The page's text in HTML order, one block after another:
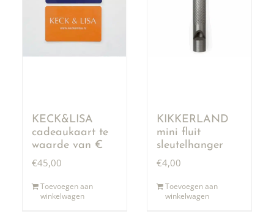
KECK&LISA
cadeaukaart te
waarde van €
50,00
€45,00
Toevoegen aan
winkelwagen
KIKKERLAND
mini fluit
sleutelhanger
€4,00
Toevoegen aan
winkelwagen